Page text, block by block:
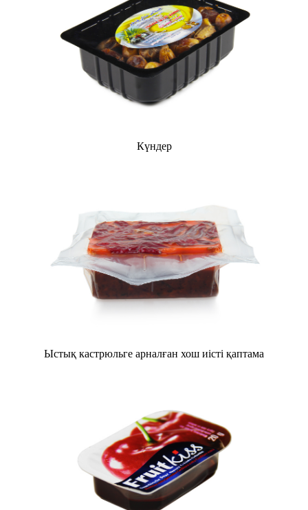
Күндер
Ыстық кастрюльге арналған хош иісті қаптама